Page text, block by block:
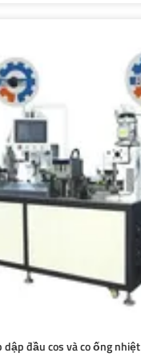
dập đầu cos và co ống nhiệt